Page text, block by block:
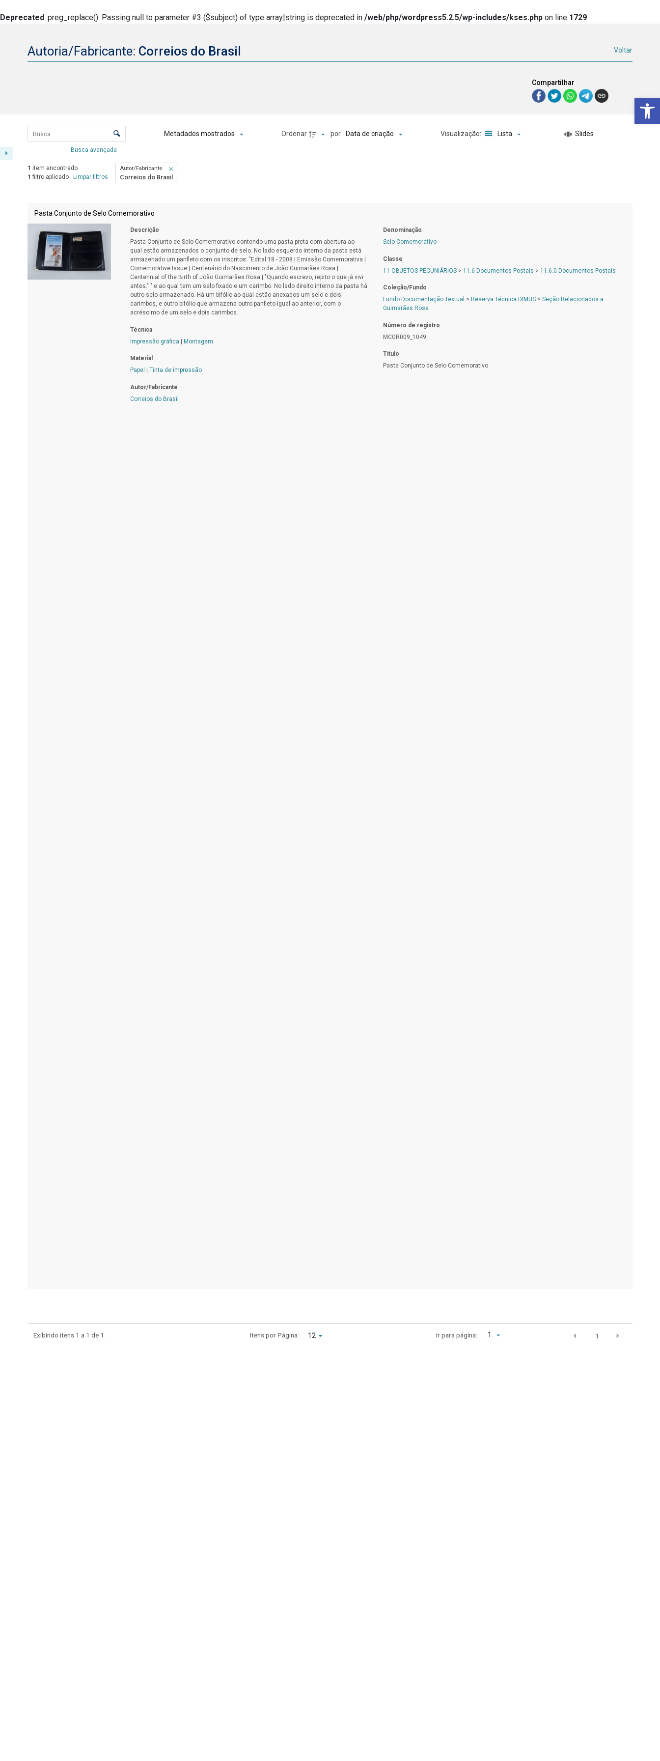
Deprecated: preg_replace(): Passing null to parameter #3 ($subject) of type array|string is deprecated in /web/php/wordpress5.2.5/wp-includes/kses.php on line 1729
Autoria/Fabricante: Correios do Brasil Voltar
Compartilhar
Lista de itens
Controle de ordenação e visualização
Busca avançada
Metadados mostrados Ordenar por Data de criação Visualização: Lista Slides
1 item encontrado
1 filtro aplicado Limpar filtros
Autor/Fabricante
Correios do Brasil
Resultados da lista de itens
Pasta Conjunto de Selo Comemorativo
Descrição
Pasta Conjunto de Selo Comemorativo contendo uma pasta preta com abertura ao
qual estão armazenados o conjunto de selo. No lado esquerdo interno da pasta está
armazenado um panfleto com os inscritos: "Edital 18 - 2008 | Emissão Comemorativa |
Comemorative Issue | Centenário do Nascimento de João Guimarães Rosa |
Centennial of the Birth of João Guimarães Rosa | "Quando escrevo, repito o que já vivi
antes." " e ao qual tem um selo fixado e um carimbo. No lado direito interno da pasta há
outro selo armazenado. Há um bifólio ao qual estão anexados um selo e dois
carimbos, e outro bifólio que armazena outro panfleto igual ao anterior, com o
acréscimo de um selo e dois carimbos.
Técnica
Impressão gráfica | Montagem
Material
Papel
Tinta de impressão
Autor/Fabricante
Correios do Brasil
Denominação
Selo Comemorativo
Classe
11 OBJETOS PECUNIÁRIOS > 11.6 Documentos Postais > 11.6.0 Documentos Postais
Coleção/Fundo
Fundo Documentação Textual > Reserva Técnica DIMUS > Seção Relacionados a
Guimarães Rosa
Número de registro
MCGR009_1049
Título
Pasta Conjunto de Selo Comemorativo
Exibindo itens 1 a 1 de 1. Itens por Página: Ir para página: 1 1